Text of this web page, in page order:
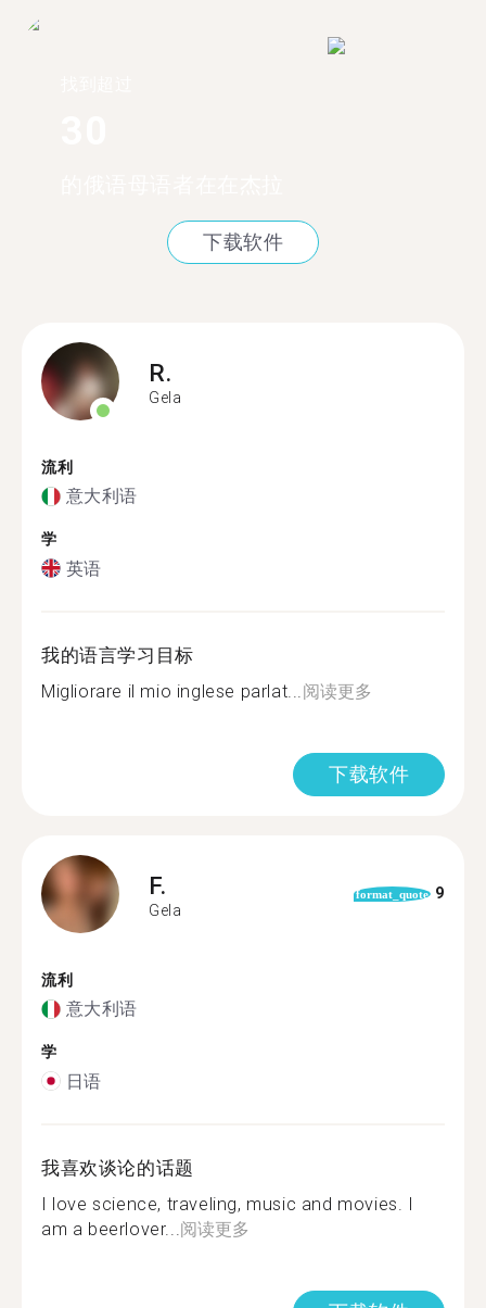
下载软件
R.
Gela
流利
意大利语
学
英语
我的语言学习目标
Migliorare il mio inglese parlat... 阅读更多
下载软件
F.
Gela
format_quote 9
流利
意大利语
学
日语
我喜欢谈论的话题
I love science, traveling, music and movies. I
am a beerlover... 阅读更多